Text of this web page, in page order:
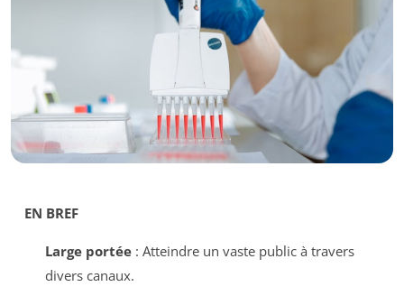
EN BREF
Large portée: Atteindre un vaste public à travers
divers canaux.